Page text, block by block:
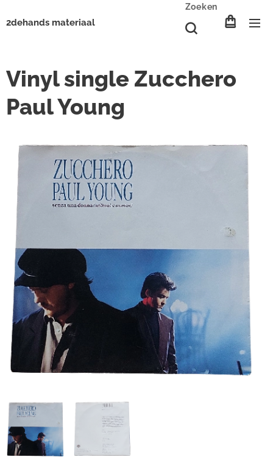
2dehands materiaal
Zoeken
Vinyl single Zucchero
Paul Young